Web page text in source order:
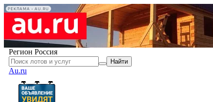
РЕКЛАМА • AU.RU
Регион Россия
Найти
Au.ru